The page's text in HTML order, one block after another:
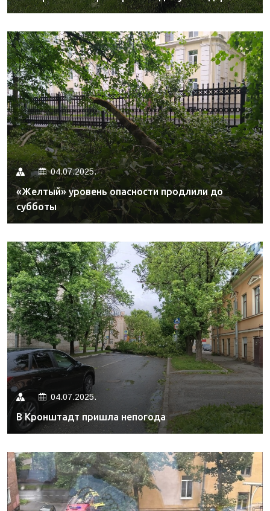
04.07.2025.
«Желтый» уровень опасности продлили до
субботы
04.07.2025.
В Кронштадт пришла непогода